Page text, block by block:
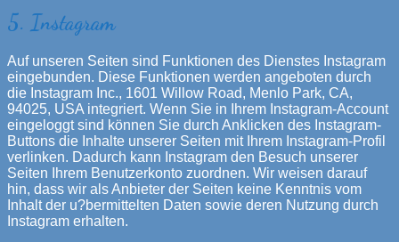
5. Instagram
Auf unseren Seiten sind Funktionen des Dienstes Instagram
eingebunden. Diese Funktionen werden angeboten durch
die Instagram Inc., 1601 Willow Road, Menlo Park, CA,
94025, USA integriert. Wenn Sie in Ihrem Instagram-Account
eingeloggt sind können Sie durch Anklicken des Instagram-
Buttons die Inhalte unserer Seiten mit Ihrem Instagram-Profil
verlinken. Dadurch kann Instagram den Besuch unserer
Seiten Ihrem Benutzerkonto zuordnen. Wir weisen darauf
hin, dass wir als Anbieter der Seiten keine Kenntnis vom
Inhalt der u?bermittelten Daten sowie deren Nutzung durch
Instagram erhalten.